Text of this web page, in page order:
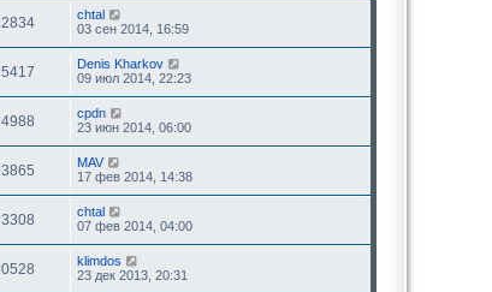
chtal
03 сен 2014, 16:59
Denis Kharkov
09 июл 2014, 22:23
cpdn
23 июн 2014, 06:00
MAV
17 фев 2014, 14:38
chtal
07 фев 2014, 04:00
klimdos
23 дек 2013, 20:31